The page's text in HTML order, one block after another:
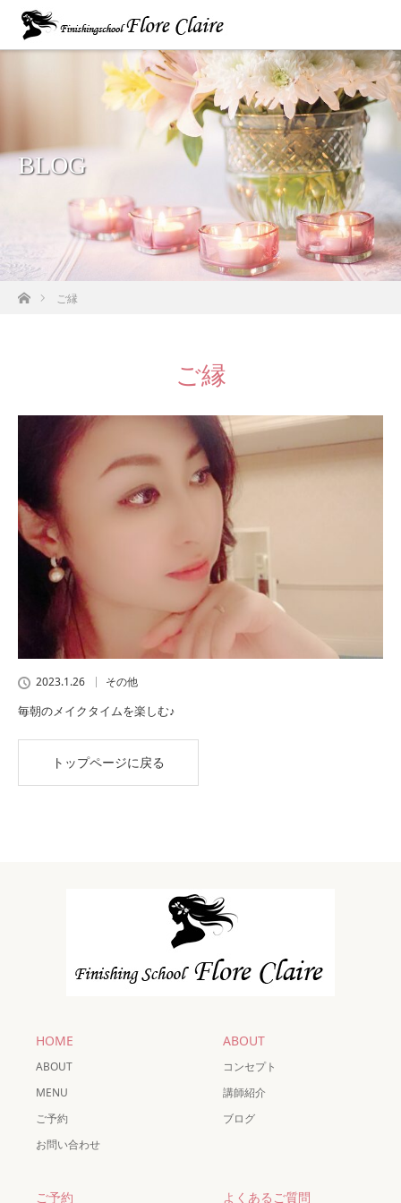
BLOG
ホームご縁
ご縁
2023.1.26 その他
毎朝のメイクタイムを楽しむ♪
トップページに戻る
HOME
ABOUT
MENU
ご予約
お問い合わせ
ABOUT
コンセプト
講師紹介
ブログ
ご予約 よくあるご質問